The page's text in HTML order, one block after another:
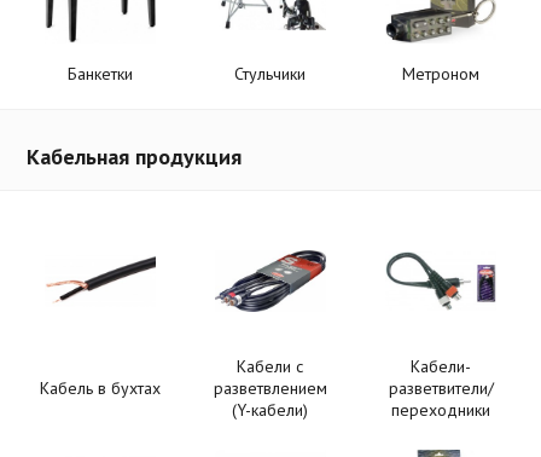
Банкетки Стульчики Метроном
Кабельная продукция
Кабель в бухтах
Кабели с
разветвлением
(Y-кабели)
Кабели-
разветвители/
переходники